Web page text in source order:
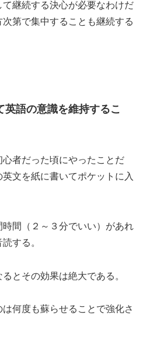
継続する決心が必要なわけだ
第で集中することも継続する
語の意識を維持するこ
者だった頃にやったことだ
文を紙に書いてポケットに入
間（２～３分でいい）があれ
する。
とその効果は絶大である。
何度も蘇らせることで強化さ